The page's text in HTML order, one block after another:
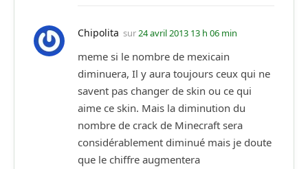
Chipolita sur24 avril 2013 13 h 06 min
meme si le nombre de mexicain
diminuera, Il y aura toujours ceux qui ne
savent pas changer de skin ou ce qui
aime ce skin. Mais la diminution du
nombre de crack de Minecraft sera
considérablement diminué mais je doute
que le chiffre augmentera